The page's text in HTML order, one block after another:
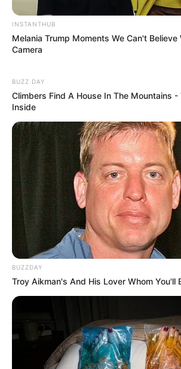
Anti Mainstream, 10 Cara
Versi Warga Thailand
Langka Banget! 10 Pose Lucu
Katak yang Bikin Ketawa
Gemes
Ambyar! 10 Kalimat Baper
Pakai Bahasa Jawa Ini Bikin
Galau Abis
INSTANTHUB
Melania Trump Moments We Can't Believe
Camera
BUZZ DAY
Climbers Find A House In The Mountains -
Inside
BUZZDAY
Troy Aikman's And His Lover Whom You'll